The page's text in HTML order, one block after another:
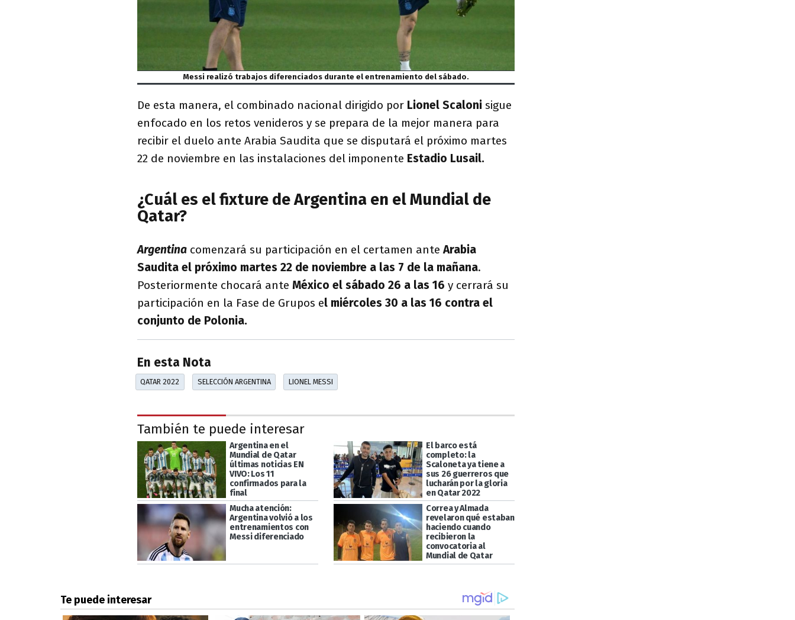
Messi realizó trabajos diferenciados durante el entrenamiento del sábado.
De esta manera, el combinado nacional dirigido por Lionel Scaloni sigue
enfocado en los retos venideros y se prepara de la mejor manera para
recibir el duelo ante Arabia Saudita que se disputará el próximo martes
22 de noviembre en las instalaciones del imponente Estadio Lusail.
¿Cuál es el fixture de Argentina en el Mundial de
Qatar?
Argentina comenzará su participación en el certamen anteArabia
Saudita el próximo martes 22 de noviembre a las 7 de la mañana.
Posteriormente chocará ante México el sábado 26 a las 16 y cerrará su
participación en la Fase de Grupos el miércoles 30 a las 16 contra el
conjunto de Polonia.
En esta Nota
QATAR 2022 SELECCIÓN ARGENTINA LIONEL MESSI
También te puede interesar
Argentina en el
Mundial de Qatar
últimas noticias EN
VIVO: Los 11
confirmados para la
final
El barco está
completo: la
Scaloneta ya tiene a
sus 26 guerreros que
lucharán por la gloria
en Qatar 2022
Mucha atención:
Argentina volvió a los
entrenamientos con
Messi diferenciado
Correa y Almada
revelaron qué estaban
haciendo cuando
recibieron la
convocatoria al
Mundial de Qatar